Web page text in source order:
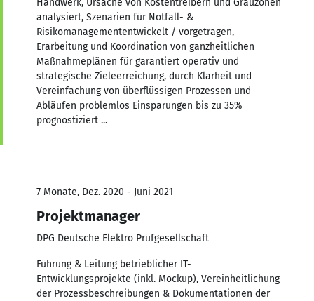
analysiert, Szenarien für Notfall- &
Risikomanagemententwickelt / vorgetragen,
Erarbeitung und Koordination von ganzheitlichen
Maßnahmeplänen für garantiert operativ und
strategische Zieleerreichung, durch Klarheit und
Vereinfachung von überflüssigen Prozessen und
Abläufen problemlos Einsparungen bis zu 35%
prognostiziert ...
7 Monate, Dez. 2020 - Juni 2021
Projektmanager
DPG Deutsche Elektro Prüfgesellschaft
Führung & Leitung betrieblicher IT-
Entwicklungsprojekte (inkl. Mockup), Vereinheitlichung
der Prozessbeschreibungen & Dokumentationen der